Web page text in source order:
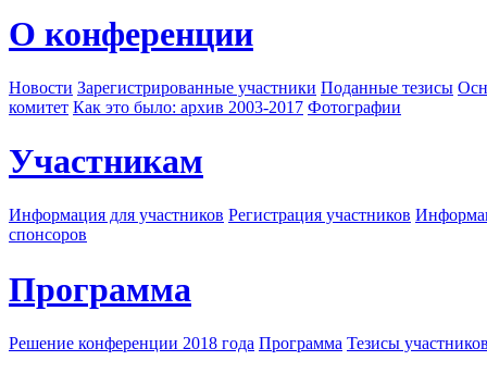
О конференции
Новости Зарегистрированные участники Поданные тезисы
комитет Как это было: архив 2003-2017 Фотографии
Участникам
Информация для участников Регистрация участников
спонсоров
Программа
Решение конференции 2018 года Программа Тезисы